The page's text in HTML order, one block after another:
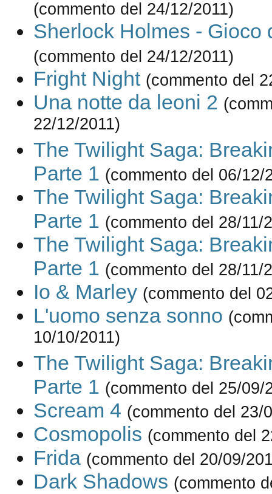
(commento del 24/12/2011)
Sherlock Holmes - Gioco
(commento del 24/12/2011)
Fright Night (commento del
Una notte da leoni 2
22/12/2011)
The Twilight Saga:
Parte 1 (commento del 06/12/
The Twilight Saga:
Parte 1 (commento del 28/11/
The Twilight Saga:
Parte 1 (commento del 28/11/
Io & Marley (commento del
L'uomo senza sonno
10/10/2011)
The Twilight Saga:
Parte 1 (commento del 25/09/
Scream 4 (commento del 23/
Cosmopolis (commento del
Frida (commento del 20/09/
Dark Shadows (commento